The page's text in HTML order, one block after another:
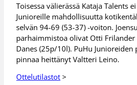
Toisessa välierässä Kataja Talents
Junioreille mahdollisuutta
selvän 94-69 (53-37) -voiton.
parhaimmistoa olivat Otti Frilander
Danes (25p/10l). PuHu
pinnaa heittänyt Valtteri Leino.
Ottelutilastot >